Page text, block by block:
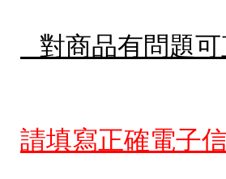
對商品有問題
請填寫正確電子